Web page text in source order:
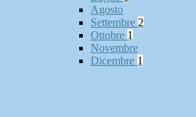
Agosto
Settembre 2
Ottobre 1
Novembre
Dicembre 1